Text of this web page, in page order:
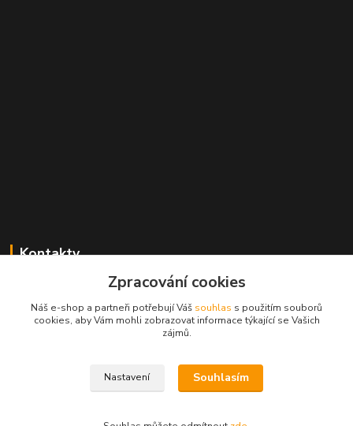
Kontakty
+420 723 828 116
Po-Pá 8:00-17:00 hod., So 8:00-11:00 hod.
Zpracování cookies
Náš e-shop a partneři potřebují Váš souhlas s použitím souborů
cookies, aby Vám mohli zobrazovat informace týkající se Vašich
zájmů.
Nastavení Souhlasím